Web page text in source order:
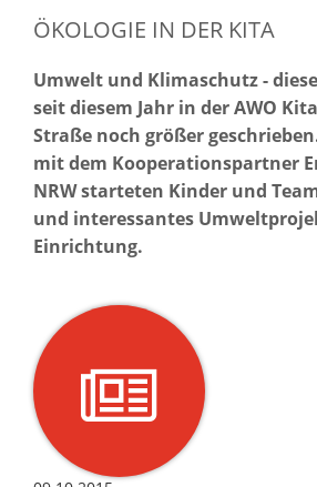
ÖKOLOGIE IN DER KITA
Umwelt und Klimaschutz -
seit diesem Jahr in der AWO
Straße noch größer
mit dem Kooperationspartner
NRW starteten Kinder und
und interessantes
Einrichtung.